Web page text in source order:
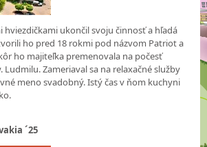
hviezdičkami ukončil svoju činnosť a hľadá
ho pred 18 rokmi pod názvom Patriot a
ho majiteľka premenovala na počesť
Ludmilu. Zameriaval sa na relaxačné služby
meno svadobný. Istý čas v ňom kuchyni
´25